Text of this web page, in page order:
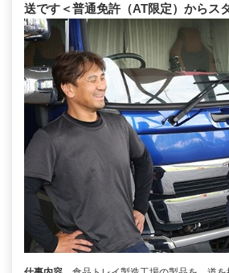
送です＜普通免許（AT限定）からス